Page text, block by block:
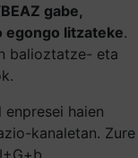
BEAZ gabe,
egongo litzateke.
balioztatze- eta
enpresei haien
kanaletan. Zure